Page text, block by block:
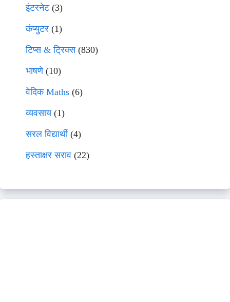
इंटरनेट(3)
कंप्युटर (1)
टिप्स & ट्रिक्स(830)
भाषणे(10)
वेदिक Maths (6)
व्यवसाय(1)
सरल विद्यार्थी(4)
हस्ताक्षर सराव (22)